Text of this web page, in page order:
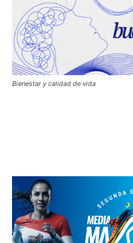
Bienestar y calidad de vida